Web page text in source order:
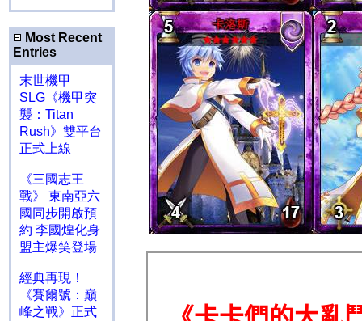
Most Recent
Entries
末世機甲
SLG《機甲突
襲：Titan
Rush》雙平台
正式上線
《三國志王
戰》 東南亞六
國同步開啟預
約 李國煌化身
盟主爆笑登場
經典再現！
《賽爾號：巔
峰之戰》正式